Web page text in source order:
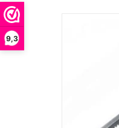
9,3
voor de M12